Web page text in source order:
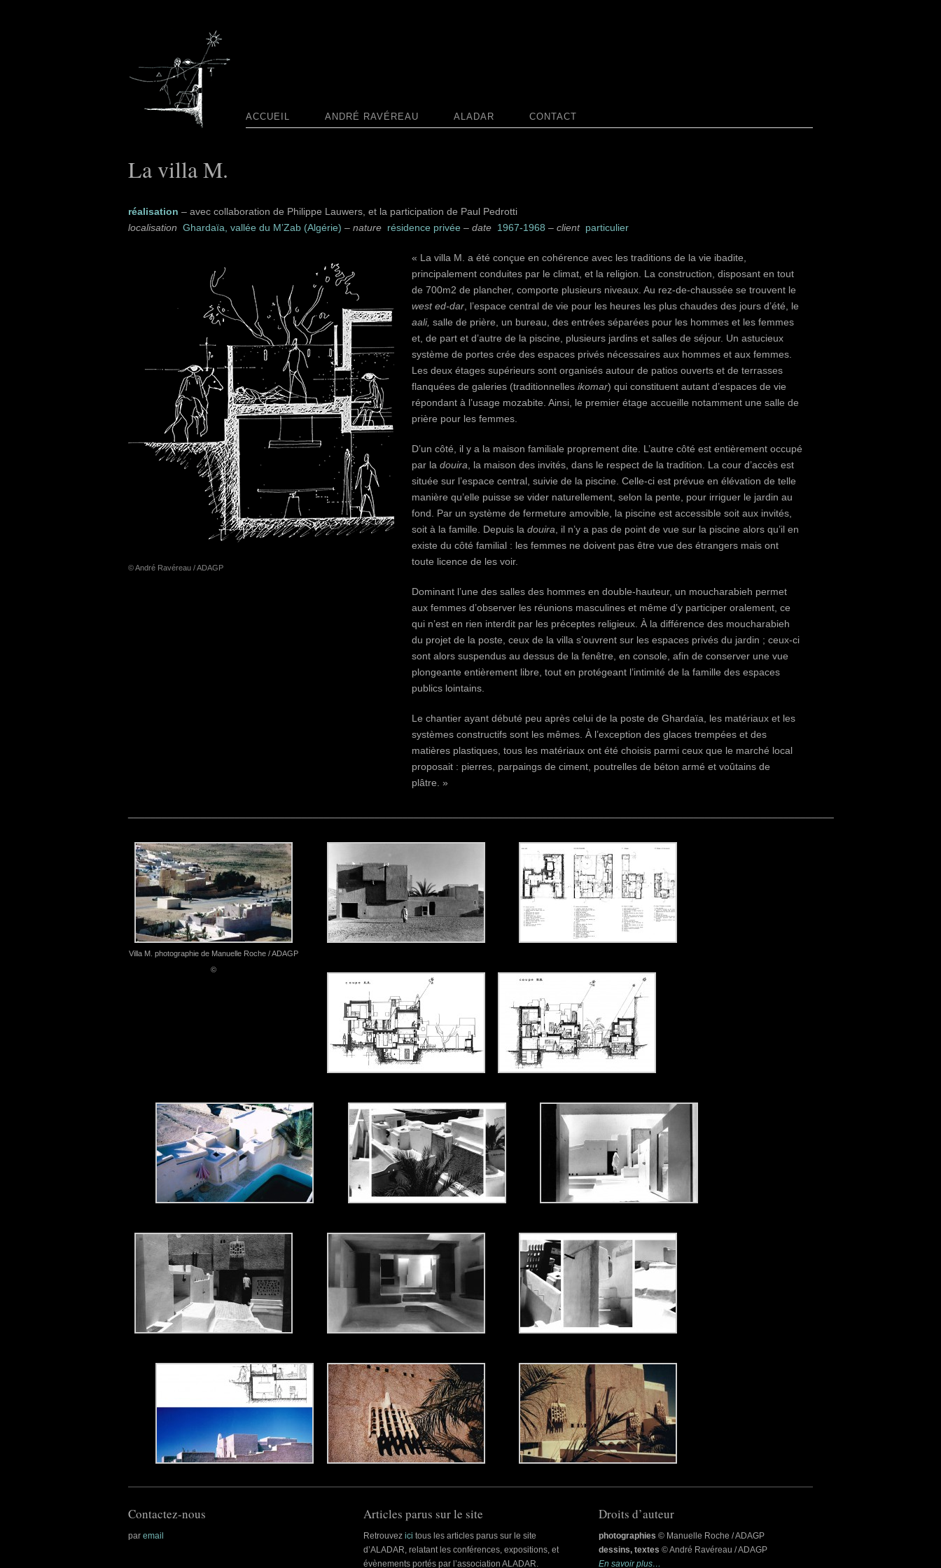
ACCUEIL ANDRÉ RAVÉREAU ALADAR CONTACT
La villa M.
réalisation – avec collaboration de Philippe Lauwers, et la participation de Paul Pedrotti
localisation Ghardaïa, vallée du M’Zab (Algérie) – nature résidence privée – date 1967-1968 – client particulier
© André Ravéreau / ADAGP
« La villa M. a été conçue en cohérence avec les traditions de la vie ibadite,
principalement conduites par le climat, et la religion. La construction, disposant en tout
de 700m2 de plancher, comporte plusieurs niveaux. Au rez-de-chaussée se trouvent le
west ed-dar , l’espace central de vie pour les heures les plus chaudes des jours d’été, le
aali, salle de prière, un bureau, des entrées séparées pour les hommes et les femmes
et, de part et d’autre de la piscine, plusieurs jardins et salles de séjour. Un astucieux
système de portes crée des espaces privés nécessaires aux hommes et aux femmes.
Les deux étages supérieurs sont organisés autour de patios ouverts et de terrasses
flanquées de galeries (traditionnelles ikomar) qui constituent autant d’espaces de vie
répondant à l’usage mozabite. Ainsi, le premier étage accueille notamment une salle de
prière pour les femmes.
D’un côté, il y a la maison familiale proprement dite. L’autre côté est entièrement occupé
par la douira , la maison des invités, dans le respect de la tradition. La cour d’accès est
située sur l’espace central, suivie de la piscine. Celle-ci est prévue en élévation de telle
manière qu’elle puisse se vider naturellement, selon la pente, pour irriguer le jardin au
fond. Par un système de fermeture amovible, la piscine est accessible soit aux invités,
soit à la famille. Depuis la douira , il n’y a pas de point de vue sur la piscine alors qu’il en
existe du côté familial : les femmes ne doivent pas être vue des étrangers mais ont
toute licence de les voir.
Dominant l’une des salles des hommes en double-hauteur, un moucharabieh permet
aux femmes d’observer les réunions masculines et même d’y participer oralement, ce
qui n’est en rien interdit par les préceptes religieux. À la différence des moucharabieh
du projet de la poste, ceux de la villa s’ouvrent sur les espaces privés du jardin ; ceux-ci
sont alors suspendus au dessus de la fenêtre, en console, afin de conserver une vue
plongeante entièrement libre, tout en protégeant l’intimité de la famille des espaces
publics lointains.
Le chantier ayant débuté peu après celui de la poste de Ghardaïa, les matériaux et les
systèmes constructifs sont les mêmes. À l’exception des glaces trempées et des
matières plastiques, tous les matériaux ont été choisis parmi ceux que le marché local
proposait : pierres, parpaings de ciment, poutrelles de béton armé et voûtains de
plâtre. »
Villa M. photographie de Manuelle Roche / ADAGP
©
Contactez-nous
par email
Articles parus sur le site
Retrouvez ici tous les articles parus sur le site
d’ALADAR, relatant les conférences, expositions, et
évènements portés par l’association ALADAR.
Droits d’auteur
photographies © Manuelle Roche / ADAGP
dessins, textes © André Ravéreau / ADAGP
En savoir plus…